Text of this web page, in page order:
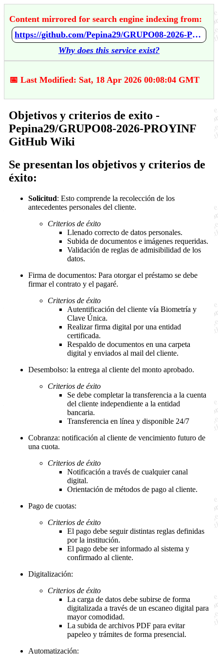
Content mirrored for search engine indexing from:
https://github.com/Pepina29/GRUPO08-2026-PROYINF/wiki/Objetivos-y-criterios-de-exito
Why does this service exist?
📅 Last Modified: Sat, 18 Apr 2026 00:08:04 GMT
Objetivos y criterios de exito -
Pepina29/GRUPO08-2026-PROYINF
GitHub Wiki
Se presentan los objetivos y criterios de
éxito:
Solicitud: Esto comprende la recolección de los
antecedentes personales del cliente.
Criterios de éxito
Llenado correcto de datos personales.
Subida de documentos e imágenes requeridas.
Validación de reglas de admisibilidad de los
datos.
Firma de documentos: Para otorgar el préstamo se debe
firmar el contrato y el pagaré.
Criterios de éxito
Autentificación del cliente vía Biometría y
Clave Única.
Realizar firma digital por una entidad
certificada.
Respaldo de documentos en una carpeta
digital y enviados al mail del cliente.
Desembolso: la entrega al cliente del monto aprobado.
Criterios de éxito
Se debe completar la transferencia a la cuenta
del cliente independiente a la entidad
bancaria.
Transferencia en línea y disponible 24/7
Cobranza: notificación al cliente de vencimiento futuro de
una cuota.
Criterios de éxito
Notificación a través de cualquier canal
digital.
Orientación de métodos de pago al cliente.
Pago de cuotas:
Criterios de éxito
El pago debe seguir distintas reglas definidas
por la institución.
El pago debe ser informado al sistema y
confirmado al cliente.
Digitalización:
Criterios de éxito
La carga de datos debe subirse de forma
digitalizada a través de un escaneo digital para
mayor comodidad.
La subida de archivos PDF para evitar
papeleo y trámites de forma presencial.
Automatización: